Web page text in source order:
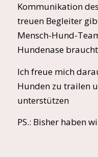
Kommunikation
treuen Begleiter
Mensch-Hund-
Hundenase
Ich freue mich
Hunden zu trailen
unterstützen
PS.: Bisher haben